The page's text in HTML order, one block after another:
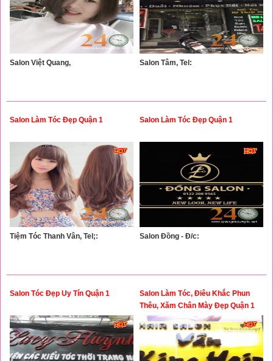
Salon Việt Quang, Salon Tâm, Tel:
Salon Làm Tóc Đẹp Quận 1
Tiệm Tóc Thanh Vân, Tel;:
Salon Làm Tóc Đẹp Quận 1
Salon Đồng - Đ/c:
Salon Tóc Đẹp Uy Tín Quận 1
Salon Làm Tóc, Điêu Khắc Phun
Thêu, Xăm Chân Mày Đẹp Quận 1